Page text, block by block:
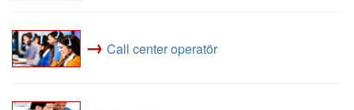
→ Call center operatör